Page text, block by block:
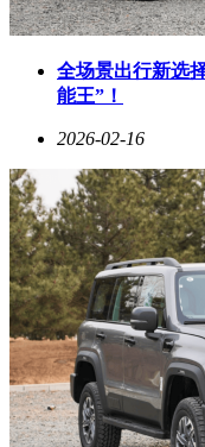
全场景出行新选
能王”！
2026-02-16